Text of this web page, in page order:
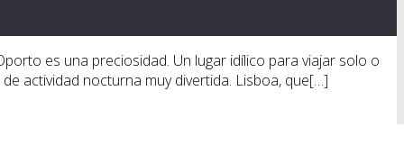
es una preciosidad. Un lugar idílico para viajar solo o
actividad nocturna muy divertida. Lisboa, que[…]